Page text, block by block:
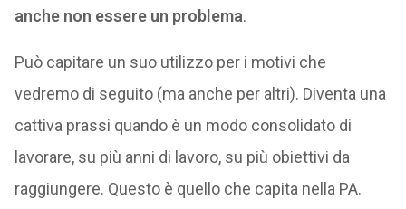
anche non essere un problema.
Può capitare un suo utilizzo per i motivi che
vedremo di seguito (ma anche per altri). Diventa una
cattiva prassi quando è un modo consolidato di
lavorare, su più anni di lavoro, su più obiettivi da
raggiungere. Questo è quello che capita nella PA.